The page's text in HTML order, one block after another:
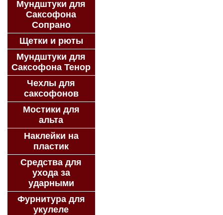
Мундштуки для
Саксофона
Сопрано
Щетки и рюты
Мундштуки для
Саксофона Тенор
Чехлы для
саксофонов
Мостики для
альта
Наклейки на
пластик
Средства для
ухода за
ударными
Фурнитура для
укулеле